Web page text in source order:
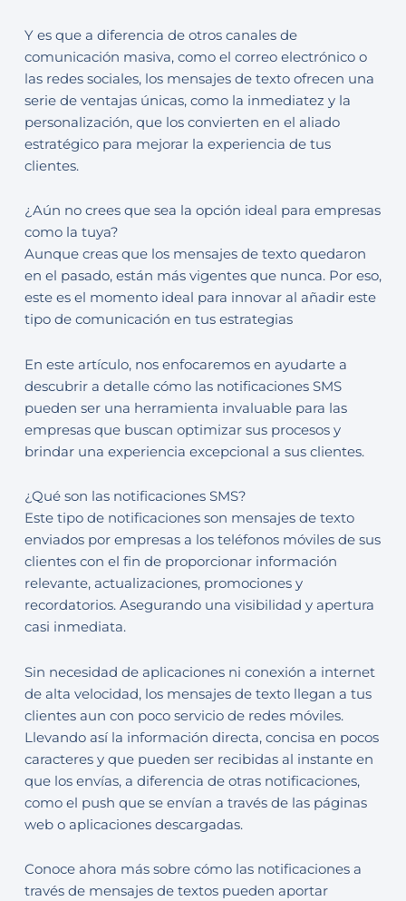
Y es que a diferencia de otros canales de
comunicación masiva, como el correo electrónico o
las redes sociales, los mensajes de texto ofrecen una
serie de ventajas únicas, como la inmediatez y la
personalización, que los convierten en el aliado
estratégico para mejorar la experiencia de tus
clientes.
¿Aún no crees que sea la opción ideal para empresas
como la tuya?
Aunque creas que los mensajes de texto quedaron
en el pasado, están más vigentes que nunca. Por eso,
este es el momento ideal para innovar al añadir este
tipo de comunicación en tus estrategias
En este artículo, nos enfocaremos en ayudarte a
descubrir a detalle cómo las notificaciones SMS
pueden ser una herramienta invaluable para las
empresas que buscan optimizar sus procesos y
brindar una experiencia excepcional a sus clientes.
¿Qué son las notificaciones SMS?
Este tipo de notificaciones son mensajes de texto
enviados por empresas a los teléfonos móviles de sus
clientes con el fin de proporcionar información
relevante, actualizaciones, promociones y
recordatorios. Asegurando una visibilidad y apertura
casi inmediata.
Sin necesidad de aplicaciones ni conexión a internet
de alta velocidad, los mensajes de texto llegan a tus
clientes aun con poco servicio de redes móviles.
Llevando así la información directa, concisa en pocos
caracteres y que pueden ser recibidas al instante en
que los envías, a diferencia de otras notificaciones,
como el push que se envían a través de las páginas
web o aplicaciones descargadas.
Conoce ahora más sobre cómo las notificaciones a
través de mensajes de textos pueden aportar